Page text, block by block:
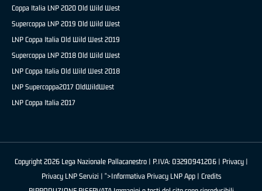
Coppa Italia LNP 2020 Old Wild West
Supercoppa LNP 2019 Old Wild West
LNP Coppa Italia Old Wild West 2019
Supercoppa LNP 2018 Old Wild West
LNP Coppa Italia Old Wild West 2018
LNP Supercoppa2017 OldWildWest
LNP Coppa Italia 2017
Copyright 2026 Lega Nazionale Pallacanestro | P.IVA: 03290941206 | Privacy|
Privacy LNP Servizi | ">Informativa Privacy LNP App | Credits